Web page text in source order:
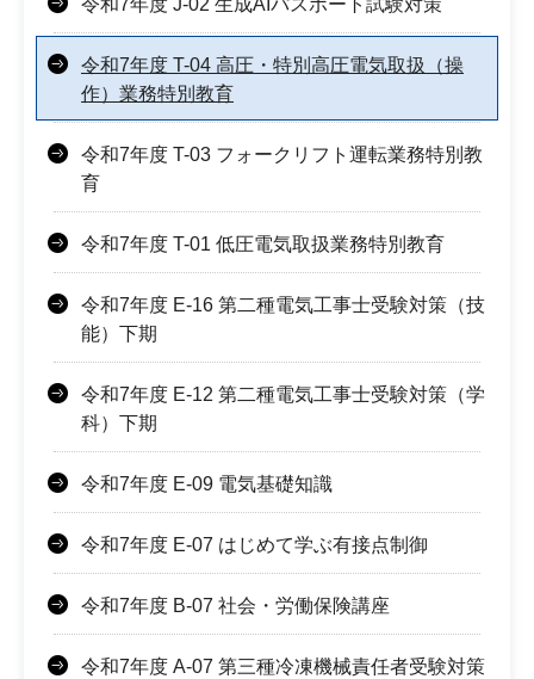
令和7年度 J-02 生成AIパスポート試験対策
令和7年度 T-04 高圧・特別高圧電気取扱（操
作）業務特別教育
令和7年度 T-03 フォークリフト運転業務特別教
育
令和7年度 T-01 低圧電気取扱業務特別教育
令和7年度 E-16 第二種電気工事士受験対策（技
能）下期
令和7年度 E-12 第二種電気工事士受験対策（学
科）下期
令和7年度 E-09 電気基礎知識
令和7年度 E-07 はじめて学ぶ有接点制御
令和7年度 B-07 社会・労働保険講座
令和7年度 A-07 第三種冷凍機械責任者受験対策